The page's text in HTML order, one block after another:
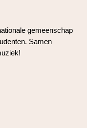
gemeenschap
Samen